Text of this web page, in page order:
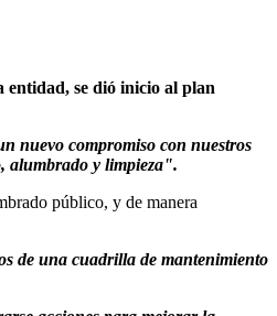
entidad, se dió inicio al plan
nuevo compromiso con nuestros
alumbrado y limpieza".
público, y de manera
de una cuadrilla de mantenimiento